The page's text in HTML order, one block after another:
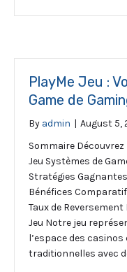
PlayMe Jeu :
Game de
By admin | August 5,
Sommaire
Jeu Systèmes de
Stratégies
Bénéfices
Taux de
Jeu Notre jeu
l’espace des
traditionnelles avec